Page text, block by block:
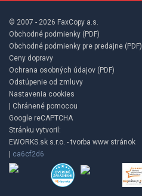
© 2007 - 2026 FaxCopy a.s.
Obchodné podmienky (PDF)
Obchodné podmienky pre predajne (PDF)
Ceny dopravy
Ochrana osobných údajov (PDF)
Odstúpenie od zmluvy
Nastavenia cookies
| Chránené pomocou
Google reCAPTCHA
Stránku vytvoril:
EWORKS.sk s.r.o. - tvorba www stránok
ca6cf2d6